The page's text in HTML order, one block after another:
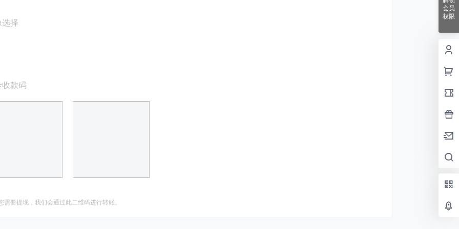
选择
收款码
需要提现，我们会通过此二维码进行转账。
会员
权限